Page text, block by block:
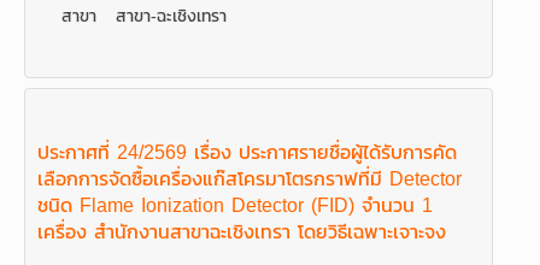
สาขา
สาขา-ฉะเชิงเทรา
ประกาศที่ 24/2569 เรื่อง ประกาศรายชื่อผู้ได้รับการคัด
เลือกการจัดซื้อเครื่องแก๊สโครมาโตรกราฟที่มี Detector
ชนิด Flame Ionization Detector (FID) จำนวน 1
เครื่อง สำนักงานสาขาฉะเชิงเทรา โดยวิธีเฉพาะเจาะจง